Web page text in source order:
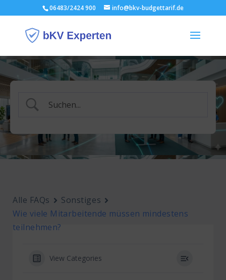
06483/2424 900 info@bkv-budgettarif.de
Alle FAQs
Sonstiges
Wie viele Mitarbeitende müssen mindestens
teilnehmen?
View Categories